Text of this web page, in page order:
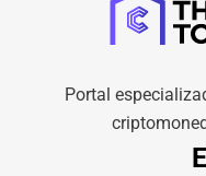
Portal